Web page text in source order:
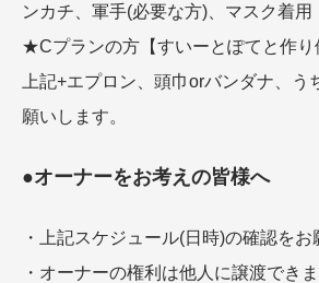
ンカチ、軍手(必要な方)、マスク着用
★Cプランの方【すいーとぽてと作り
上記+エプロン、頭巾orバンダナ、う
願いします。
●オーナーをお考えの皆様へ
・上記スケジュール(日時)の確認をお
・オーナーの権利は他人に譲渡できま